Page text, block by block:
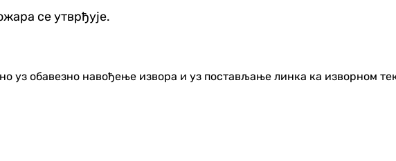
се утврђује.
уз обавезно навођење извора и уз постављање линка ка изворном